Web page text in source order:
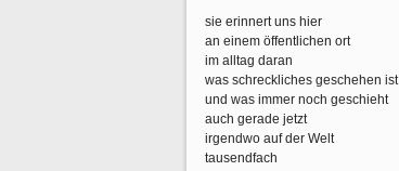
sie erinnert uns hier
an einem öffentlichen ort
im alltag daran
was schreckliches geschehen ist
und was immer noch geschieht
auch gerade jetzt
irgendwo auf der Welt
tausendfach